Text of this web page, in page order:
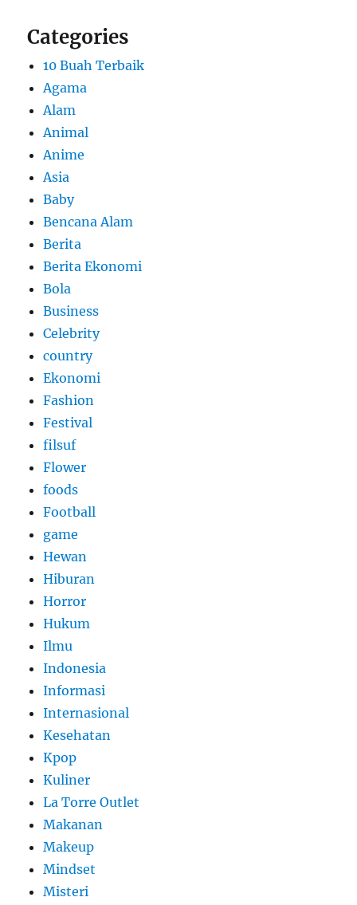
Categories
10 Buah Terbaik
Agama
Alam
Animal
Anime
Asia
Baby
Bencana Alam
Berita
Berita Ekonomi
Bola
Business
Celebrity
country
Ekonomi
Fashion
Festival
filsuf
Flower
foods
Football
game
Hewan
Hiburan
Horror
Hukum
Ilmu
Indonesia
Informasi
Internasional
Kesehatan
Kpop
Kuliner
La Torre Outlet
Makanan
Makeup
Mindset
Misteri